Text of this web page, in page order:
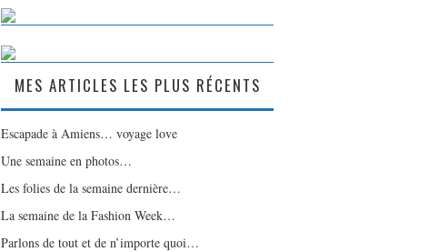
MES ARTICLES LES PLUS RÉCENTS
Escapade à Amiens… voyage love
Une semaine en photos…
Les folies de la semaine dernière…
La semaine de la Fashion Week…
Parlons de tout et de n’importe quoi…